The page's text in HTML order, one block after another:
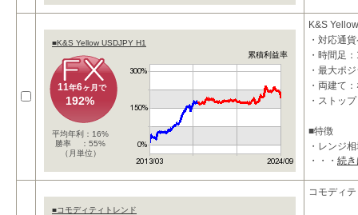
■K&S Yellow USDJPY H1
累積利益率
11年6ヶ月で
192%
平均年利：16%
勝率 ：55%
（月単位）
K&S
・対応通
・時間足
・最大ポ
・両建て
・ストッ
■特徴
・レンジ
・勝率を
・・・ 続
■コモディティトレンド
コモディ